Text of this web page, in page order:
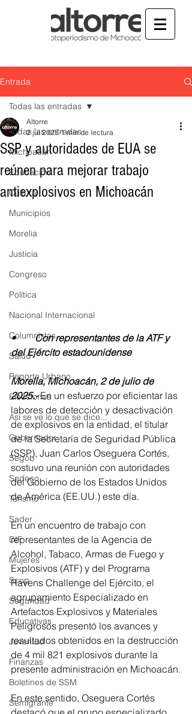
Entrada
Todas las entradas
Michoacán
Educación
Cultura
Municipios
Morelia
Justicia
Congreso
Política
Nacional Internacional
Columnistas
Salud
Reporte Urbano
Elecciones
Así se ve lo que se dice...
Gobernador
Segob
Sedeco
Turismo
Sader
DIF
Mujeres
Scop
Seguridad
Educativas
Juventud
Finanzas
Boletines de SSM
Semigrante
Todas las entradas
SSP y autoridades de EUA se
reúnen para mejorar trabajo
antiexplosivos en Michoacán
Altorre
2 jul 2025 1 min de lectura
•	Con representantes de la ATF y
del Ejército estadounidense
Morelia, Michoacán, 2 de julio de
2025.- En un esfuerzo por eficientar las
labores de detección y desactivación
de explosivos en la entidad, el titular
de la Secretaría de Seguridad Pública
(SSP), Juan Carlos Oseguera Cortés,
sostuvo una reunión con autoridades
del Gobierno de los Estados Unidos
de América (EE.UU.) este día.
En un encuentro de trabajo con
representantes de la Agencia de
Alcohol, Tabaco, Armas de Fuego y
Explosivos (ATF) y del Programa
Ravens Challenge del Ejército, el
agrupamiento Especializado en
Artefactos Explosivos y Materiales
Peligrosos presentó los avances y
resultados obtenidos en la destrucción
de 4 mil 821 explosivos durante la
presente administración en Michoacán.
En este sentido, Oseguera Cortés